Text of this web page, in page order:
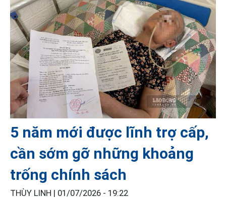
5 năm mới được lĩnh trợ cấp,
cần sớm gỡ những khoảng
trống chính sách
THÙY LINH | 01/07/2026 - 19:22